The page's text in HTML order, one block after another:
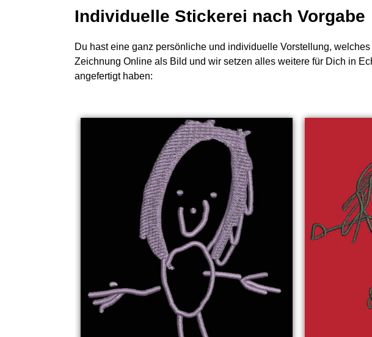
Individuelle Stickerei nach Vorgabe
Du hast eine ganz persönliche und individuelle Vorstellung,
Zeichnung Online als Bild und wir setzen alles weitere für Dich in
angefertigt haben: